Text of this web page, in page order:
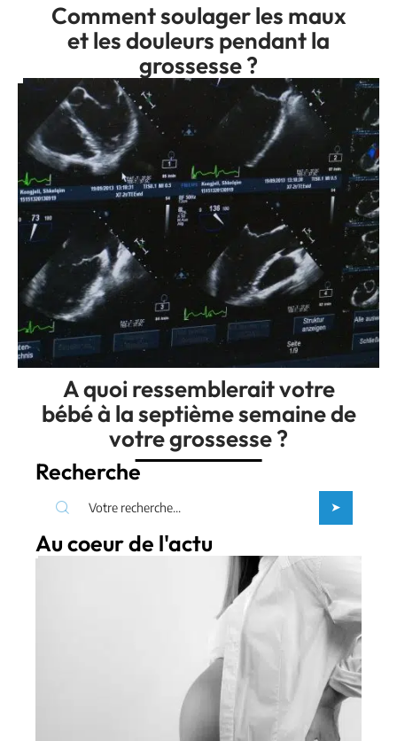
Comment soulager les maux
et les douleurs pendant la
grossesse ?
A quoi ressemblerait votre
bébé à la septième semaine de
votre grossesse ?
Recherche
Au coeur de l'actu